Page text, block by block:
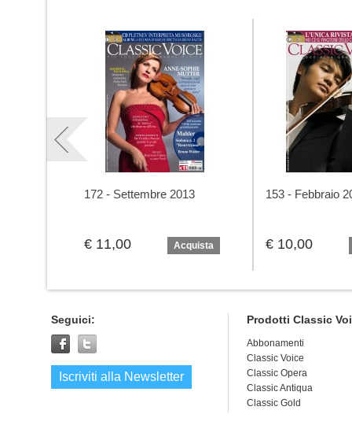
172 - Settembre 2013
€ 11,00 Acquista
153 - Febbraio
€ 10,00
Seguici:
Iscriviti alla Newsletter
Prodotti Classic
Abbonamenti
Classic Voice
Classic Opera
Classic Antiqua
Classic Gold